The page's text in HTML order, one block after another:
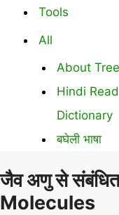
Tools
All
About Tree
Hindi
Dictionary
बघेली भाषा
जैव अणु से
Molecules